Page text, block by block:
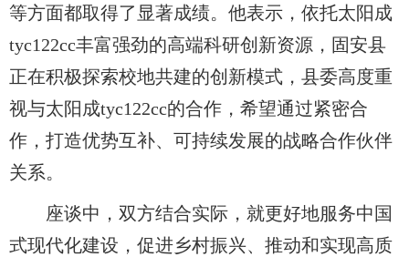
等方面都取得了显著成绩。他表示，依托太阳成
tyc122cc丰富强劲的高端科研创新资源，固安县
正在积极探索校地共建的创新模式，县委高度重
视与太阳成tyc122cc的合作，希望通过紧密合
作，打造优势互补、可持续发展的战略合作伙伴
关系。
座谈中，双方结合实际，就更好地服务中国
式现代化建设，促进乡村振兴、推动和实现高质